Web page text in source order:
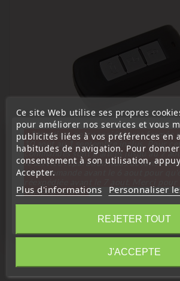
Télécommandes Émetteurs
Outlander 8637A698
34,80 €Prix
Ce site Web utilise ses propres
pour améliorer nos services et vous
publicités liées à vos préférences en
habitudes de navigation. Pour
consentement à son utilisation,
Accepter.
Plus d'informations Personnaliser
REJETER TOUT
J'ACCEPTE
« Attention, notre société sera fermée
10 aout au 1 septembre inclus. Pour
commandes sont traitées jusqu'au 7
le service réparation nous devons
télécommande avant le 6 aout pour
compréhension»
Fermer
Information